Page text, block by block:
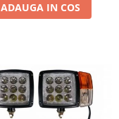
ADAUGA IN COS